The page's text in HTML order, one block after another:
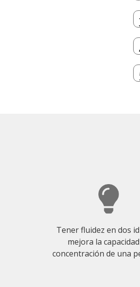
Tener fluidez en dos
mejora la
concentración de una